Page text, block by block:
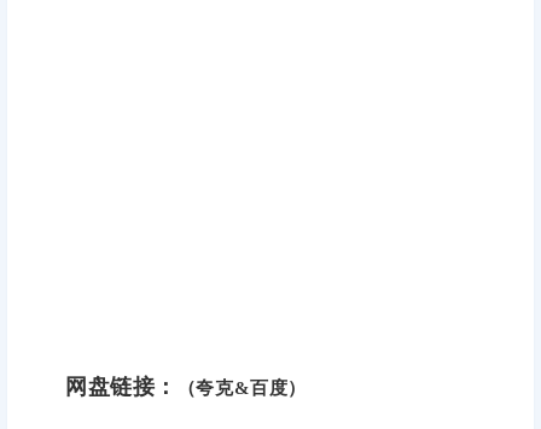
网盘链接： （夸克&百度）